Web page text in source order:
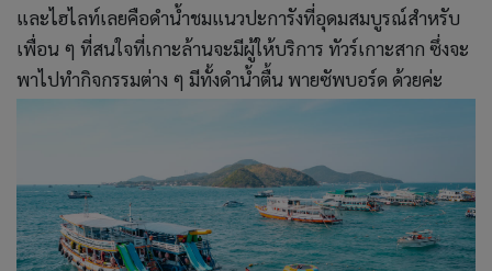
และไฮไลท์เลยคือดำน้ำชมแนวปะการังที่อุดมสมบูรณ์สำหรับ
เพื่อน ๆ ที่สนใจที่เกาะล้านจะมีผู้ให้บริการ ทัวร์เกาะสาก ซึ่งจะ
พาไปทำกิจกรรมต่าง ๆ มีทั้งดำน้ำตื้น พายซัพบอร์ด ด้วยค่ะ